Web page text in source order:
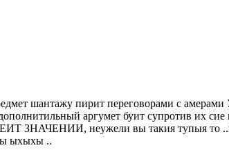
шантажу пирит переговорами с
аргумет буит супротив их
ЗНАЧЕНИИ, неужели вы такия тупыя то
ыхыхы ..